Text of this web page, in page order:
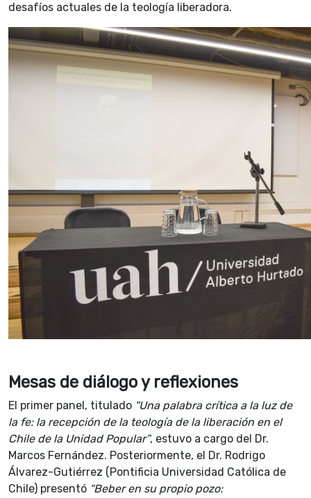
desafíos actuales de la teología liberadora.
Mesas de diálogo y reflexiones
El primer panel, titulado “Una palabra crítica a la luz de
la fe: la recepción de la teología de la liberación en el
Chile de la Unidad Popular”, estuvo a cargo del Dr.
Marcos Fernández. Posteriormente, el Dr. Rodrigo
Álvarez-Gutiérrez (Pontificia Universidad Católica de
Chile) presentó “Beber en su propio pozo: